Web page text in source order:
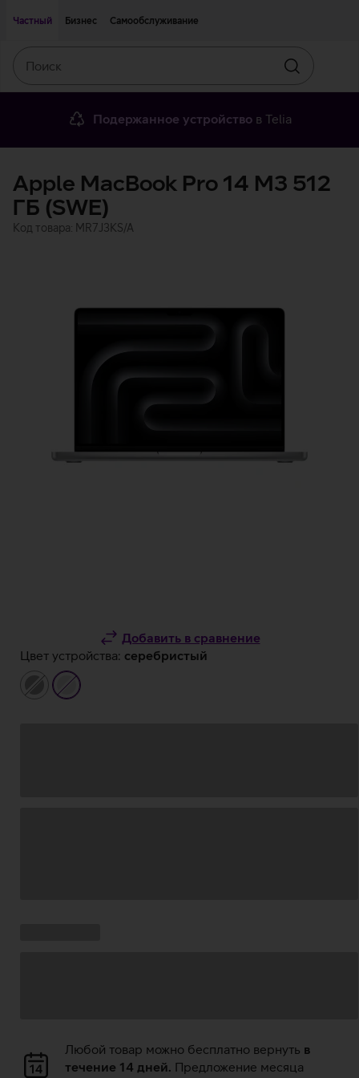
Частный
Бизнес Самообслуживание
Искать
Подержанное устройство в Telia
Apple MacBook Pro 14 M3 512
ГБ (SWE)
Код товара: MR7J3KS/A
Добавить в сравнение
Цвет устройства: серебристый
серыйсеребристый
Загрузка
данных
Любой товар можно бесплатно вернуть в
течение 14 дней. Предложение месяца